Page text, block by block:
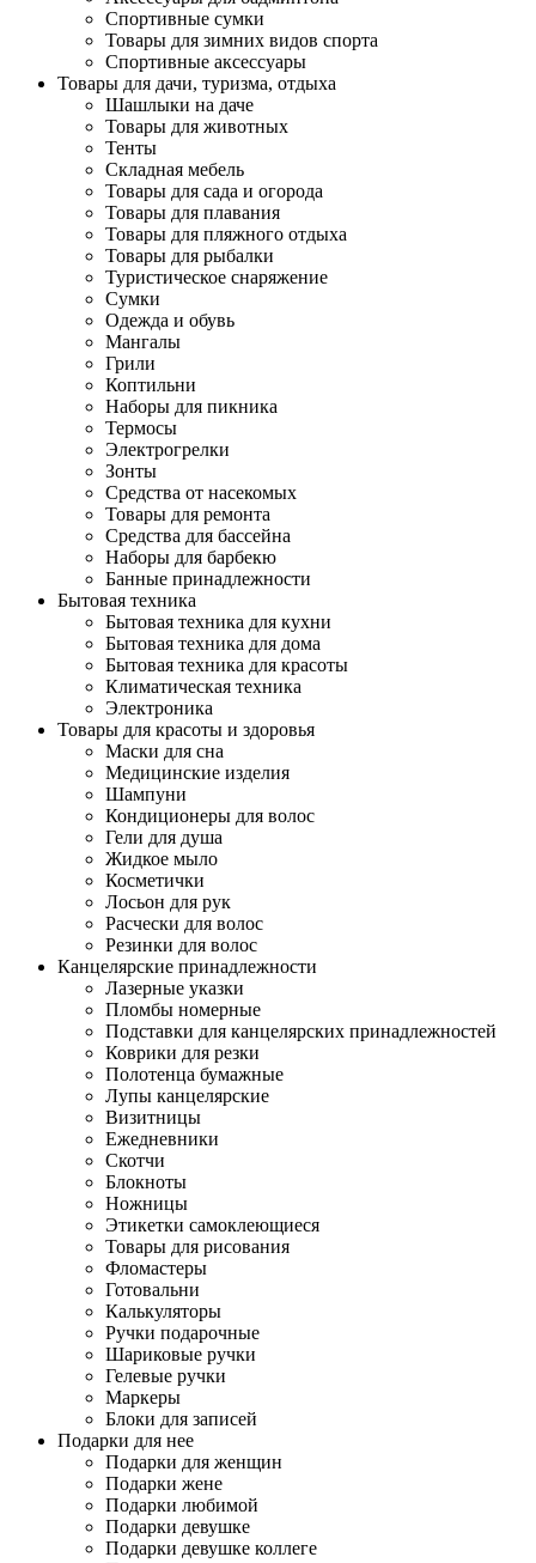
Спортивные сумки
Товары для зимних видов спорта
Спортивные аксессуары
Товары для дачи, туризма, отдыха
Шашлыки на даче
Товары для животных
Тенты
Складная мебель
Товары для сада и огорода
Товары для плавания
Товары для пляжного отдыха
Товары для рыбалки
Туристическое снаряжение
Сумки
Одежда и обувь
Мангалы
Грили
Коптильни
Наборы для пикника
Термосы
Электрогрелки
Зонты
Средства от насекомых
Товары для ремонта
Средства для бассейна
Наборы для барбекю
Банные принадлежности
Бытовая техника
Бытовая техника для кухни
Бытовая техника для дома
Бытовая техника для красоты
Климатическая техника
Электроника
Товары для красоты и здоровья
Маски для сна
Медицинские изделия
Шампуни
Кондиционеры для волос
Гели для душа
Жидкое мыло
Косметички
Лосьон для рук
Расчески для волос
Резинки для волос
Канцелярские принадлежности
Лазерные указки
Пломбы номерные
Подставки для канцелярских принадлежностей
Коврики для резки
Полотенца бумажные
Лупы канцелярские
Визитницы
Ежедневники
Скотчи
Блокноты
Ножницы
Этикетки самоклеющиеся
Товары для рисования
Фломастеры
Готовальни
Калькуляторы
Ручки подарочные
Шариковые ручки
Гелевые ручки
Маркеры
Блоки для записей
Подарки для нее
Подарки для женщин
Подарки жене
Подарки любимой
Подарки девушке
Подарки девушке коллеге